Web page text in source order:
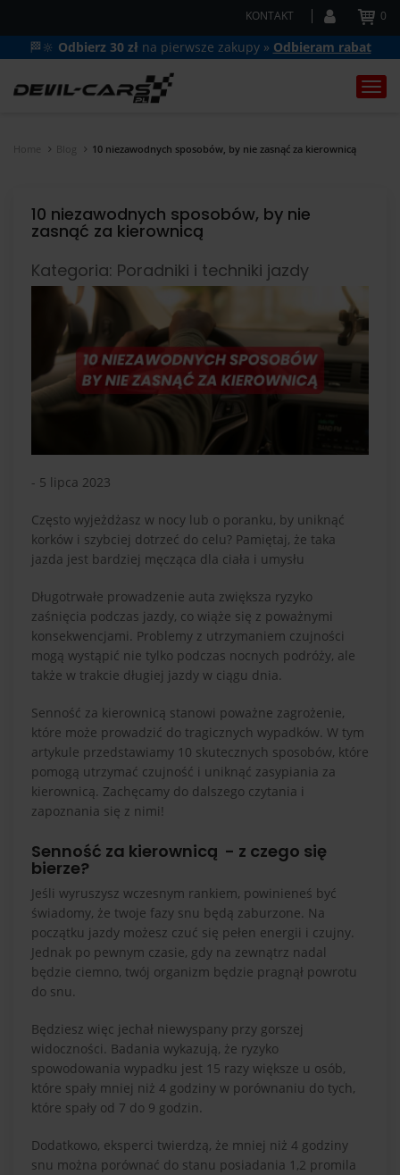
KONTAKT 0
🏁🔆 Odbierz 30 zł na pierwsze zakupy » Odbieram rabat
Home Blog 10 niezawodnych sposobów, by nie zasnąć za kierownicą
10 niezawodnych sposobów, by nie
zasnąć za kierownicą
Kategoria: Poradniki i techniki jazdy
- 5 lipca 2023
Często wyjeżdżasz w nocy lub o poranku, by uniknąć
korków i szybciej dotrzeć do celu? Pamiętaj, że taka
jazda jest bardziej męcząca dla ciała i umysłu
Długotrwałe prowadzenie auta zwiększa ryzyko
zaśnięcia podczas jazdy, co wiąże się z poważnymi
konsekwencjami. Problemy z utrzymaniem czujności
mogą wystąpić nie tylko podczas nocnych podróży, ale
także w trakcie długiej jazdy w ciągu dnia.
Senność za kierownicą stanowi poważne zagrożenie,
które może prowadzić do tragicznych wypadków. W tym
artykule przedstawiamy 10 skutecznych sposobów, które
pomogą utrzymać czujność i uniknąć zasypiania za
kierownicą. Zachęcamy do dalszego czytania i
zapoznania się z nimi!
Senność za kierownicą - z czego się
bierze?
Jeśli wyruszysz wczesnym rankiem, powinieneś być
świadomy, że twoje fazy snu będą zaburzone. Na
początku jazdy możesz czuć się pełen energii i czujny.
Jednak po pewnym czasie, gdy na zewnątrz nadal
będzie ciemno, twój organizm będzie pragnął powrotu
do snu.
Będziesz więc jechał niewyspany przy gorszej
widoczności. Badania wykazują, że ryzyko
spowodowania wypadku jest 15 razy większe u osób,
które spały mniej niż 4 godziny w porównaniu do tych,
które spały od 7 do 9 godzin.
Dodatkowo, eksperci twierdzą, że mniej niż 4 godziny
snu można porównać do stanu posiadania 1,2 promila